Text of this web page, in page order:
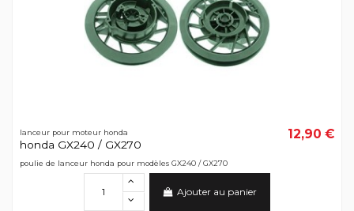
lanceur pour moteur honda
honda GX240 / GX270
12,90 €
poulie de lanceur honda pour modèles GX240 / GX270
Ajouter au panier